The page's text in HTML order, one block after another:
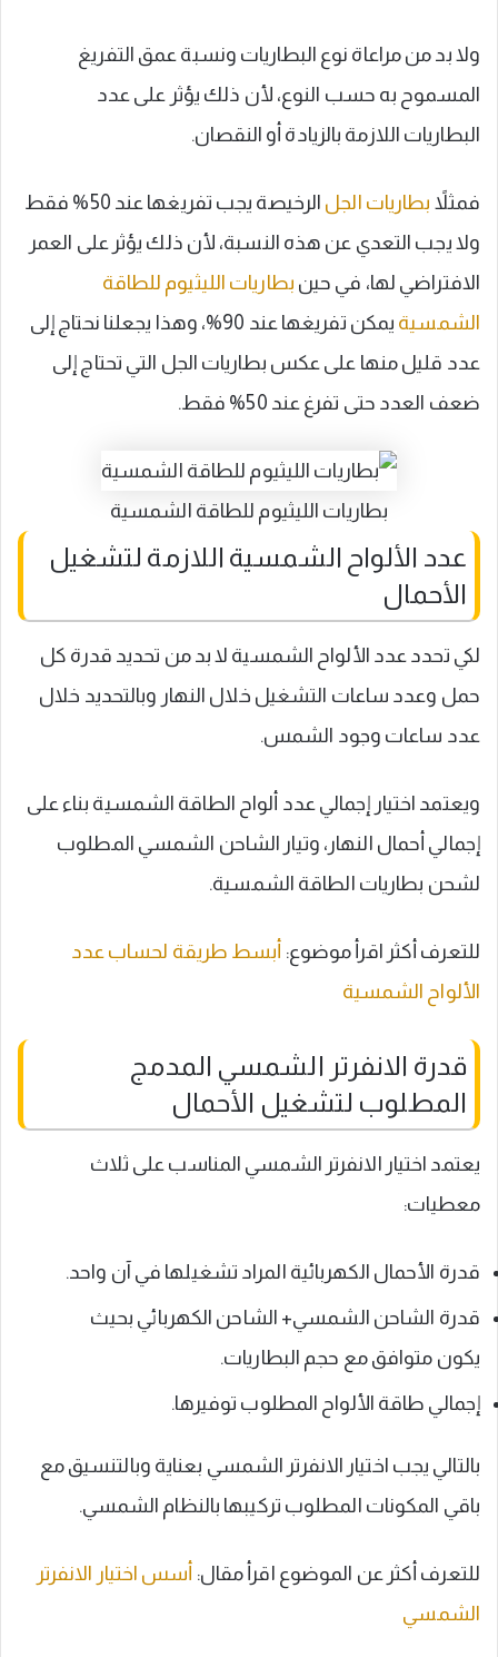
ولا بد من مراعاة نوع البطاريات ونسبة عمق التفريغ
المسموح به حسب النوع، لأن ذلك يؤثر على عدد
البطاريات اللازمة بالزيادة أو النقصان.
فمثلاً بطاريات الجل
الرخيصة يجب تفريغها عند 50% فقط
ولا يجب التعدي عن هذه النسبة، لأن ذلك يؤثر على العمر
الافتراضي لها، في حين بطاريات الليثيوم للطاقة
الشمسية
يمكن تفريغها عند 90%، وهذا يجعلنا نحتاج إلى
عدد قليل منها على عكس بطاريات الجل التي تحتاج إلى
ضعف العدد حتى تفرغ عند 50% فقط.
بطاريات الليثيوم للطاقة الشمسية
عدد الألواح الشمسية اللازمة لتشغيل
الأحمال
لكي تحدد عدد الألواح الشمسية لا بد من تحديد قدرة كل
حمل وعدد ساعات التشغيل خلال النهار وبالتحديد خلال
عدد ساعات وجود الشمس.
ويعتمد اختيار إجمالي عدد ألواح الطاقة الشمسية بناء على
إجمالي أحمال النهار، وتيار الشاحن الشمسي المطلوب
لشحن بطاريات الطاقة الشمسية.
للتعرف أكثر اقرأ موضوع: أبسط طريقة لحساب عدد
الألواح الشمسية
قدرة الانفرتر الشمسي المدمج
المطلوب لتشغيل الأحمال
يعتمد اختيار الانفرتر الشمسي المناسب على ثلاث
معطيات:
قدرة الأحمال الكهربائية المراد تشغيلها في آن واحد.
قدرة الشاحن الشمسي+ الشاحن الكهربائي بحيث
يكون متوافق مع حجم البطاريات.
إجمالي طاقة الألواح المطلوب توفيرها.
بالتالي يجب اختيار الانفرتر الشمسي بعناية وبالتنسيق مع
باقي المكونات المطلوب تركيبها بالنظام الشمسي.
للتعرف أكثر عن الموضوع اقرأ مقال: أسس اختيار الانفرتر
الشمسي